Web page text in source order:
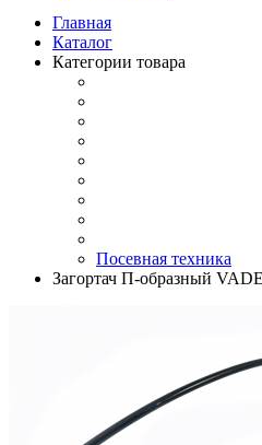
Главная
Каталог
Категории товара
Посевная техника
Загортач П-образный